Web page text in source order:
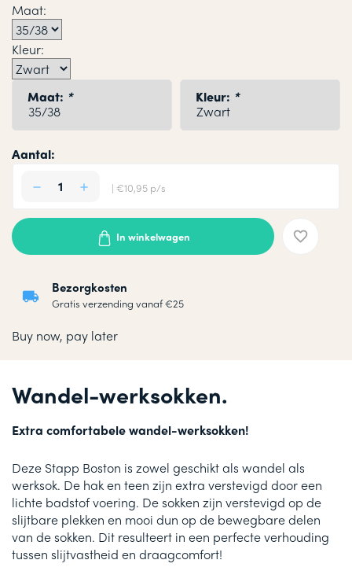
Maat:
Kleur:
Maat: * Kleur: *
Aantal:
| €10,95 p/s
Bezorgkosten
Gratis verzending vanaf €25
In winkelwagen
Buy now, pay later
Wandel-werksokken.
Extra comfortabele wandel-werksokken!
Deze Stapp Boston is zowel geschikt als wandel als
werksok. De hak en teen zijn extra verstevigd door een
lichte badstof voering. De sokken zijn verstevigd op de
slijtbare plekken en mooi dun op de bewegbare delen
van de sokken. Dit resulteert in een perfecte verhouding
tussen slijtvastheid en draagcomfort!